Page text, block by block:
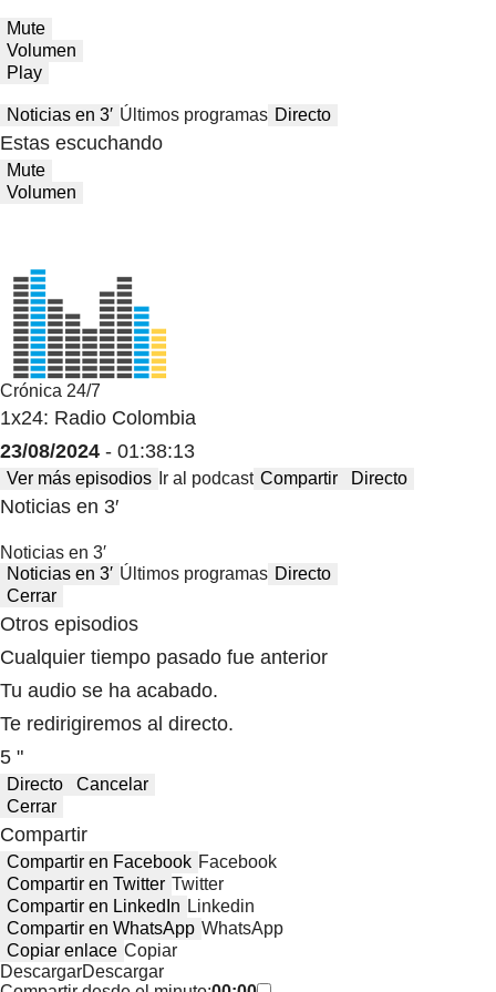
Mute
Volumen
Play
Noticias en 3′ Últimos programas Directo
Estas escuchando
Mute
Volumen
Crónica 24/7
1x24: Radio Colombia
23/08/2024 - 01:38:13
Ver más episodios Ir al podcast Compartir Directo
Noticias en 3′
Noticias en 3′
Noticias en 3′ Últimos programas Directo
Cerrar
Otros episodios
Cualquier tiempo pasado fue anterior
Tu audio se ha acabado.
Te redirigiremos al directo.
5 "
Directo
Cancelar
Cerrar
Compartir
Compartir en Facebook Facebook
Compartir en Twitter Twitter
Compartir en LinkedIn Linkedin
Compartir en WhatsApp WhatsApp
Copiar enlace Copiar
DescargarDescargar